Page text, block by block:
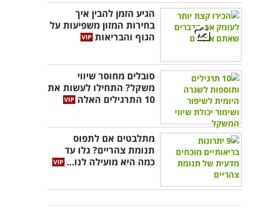
הגיע הזמן להבין איך
בחירות המזון משפיעות על
הגוף והבריאות
סובלים מחוסר שיווי
משקל? התחילו לעשות את
10 התרגילים האלה
מתלבטים אם לתפוס
תנומת צהריים? גלו עד
כמה היא מועילה לנו...